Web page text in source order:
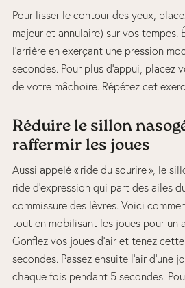
Pour lisser le contour des yeux,
majeur et annulaire) sur vos tempes.
l’arrière en exerçant une pression
secondes. Pour plus d’appui, placez
de votre mâchoire. Répétez cet
Réduire le sillon
raffermir les joues
Aussi appelé « ride du sourire », le
ride d’expression qui part des ailes
commissure des lèvres. Voici
tout en mobilisant les joues pour un
Gonflez vos joues d’air et tenez
secondes. Passez ensuite l’air d’une
chaque fois pendant 5 secondes.